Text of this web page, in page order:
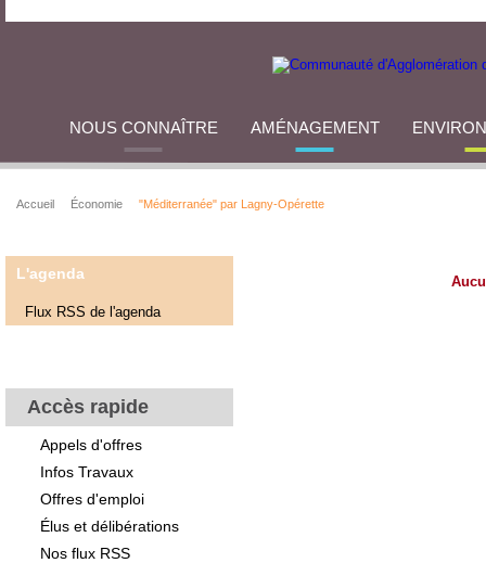
NOUS CONNAÎTRE AMÉNAGEMENT
Accueil Économie "Méditerranée" par Lagny-Opérette
L'agenda
Flux RSS de l'agenda
Accès rapide
Appels d'offres
Infos Travaux
Offres d'emploi
Élus et délibérations
Nos flux RSS